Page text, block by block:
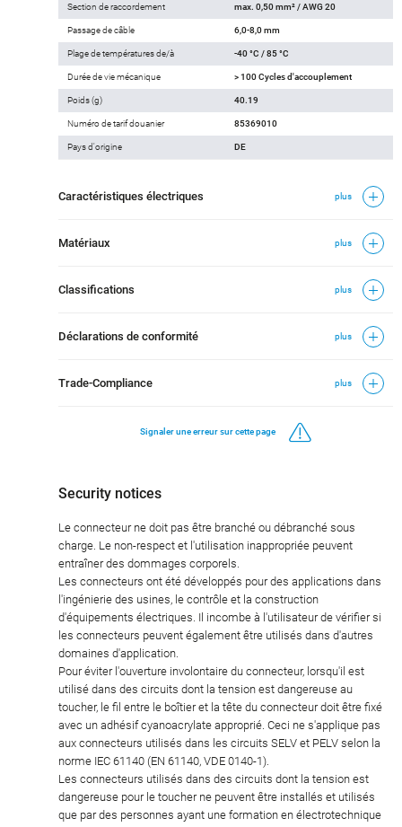
Section de raccordement max. 0,50 mm² / AWG 20
Passage de câble 6,0-8,0 mm
Plage de températures de/à -40 °C / 85 °C
Durée de vie mécanique > 100 Cycles d'accouplement
Poids (g) 40.19
Numéro de tarif douanier 85369010
Pays d'origine DE
Caractéristiques électriques plus
Matériaux plus
Classifications plus
Déclarations de conformité plus
Trade-Compliance plus
Signaler une erreur sur cette page
Security notices
Le connecteur ne doit pas être branché ou débranché sous
charge. Le non-respect et l'utilisation inappropriée peuvent
entraîner des dommages corporels.
Les connecteurs ont été développés pour des applications dans
l'ingénierie des usines, le contrôle et la construction
d'équipements électriques. Il incombe à l'utilisateur de vérifier si
les connecteurs peuvent également être utilisés dans d'autres
domaines d'application.
Pour éviter l'ouverture involontaire du connecteur, lorsqu'il est
utilisé dans des circuits dont la tension est dangereuse au
toucher, le fil entre le boîtier et la tête du connecteur doit être fixé
avec un adhésif cyanoacrylate approprié. Ceci ne s'applique pas
aux connecteurs utilisés dans les circuits SELV et PELV selon la
norme IEC 61140 (EN 61140, VDE 0140-1).
Les connecteurs utilisés dans des circuits dont la tension est
dangereuse pour le toucher ne peuvent être installés et utilisés
que par des personnes ayant une formation en électrotechnique